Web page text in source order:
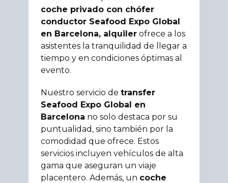
coche privado con chófer
conductor Seafood Expo Global
en Barcelona, alquiler ofrece a los
asistentes la tranquilidad de llegar a
tiempo y en condiciones óptimas al
evento.
Nuestro servicio de transfer
Seafood Expo Global en
Barcelona no solo destaca por su
puntualidad, sino también por la
comodidad que ofrece. Estos
servicios incluyen vehículos de alta
gama que aseguran un viaje
placentero. Además, un coche